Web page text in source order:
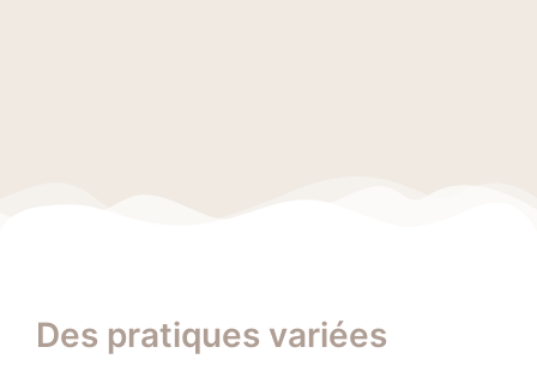
Des pratiques variées